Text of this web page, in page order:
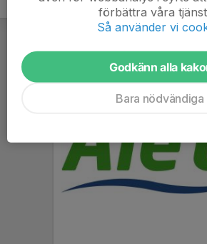
förbättra våra
Så använder vi
Godkänn alla
Bara nödvändiga